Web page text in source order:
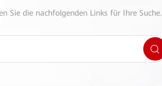
Sie die nachfolgenden Links für Ihre Suche.